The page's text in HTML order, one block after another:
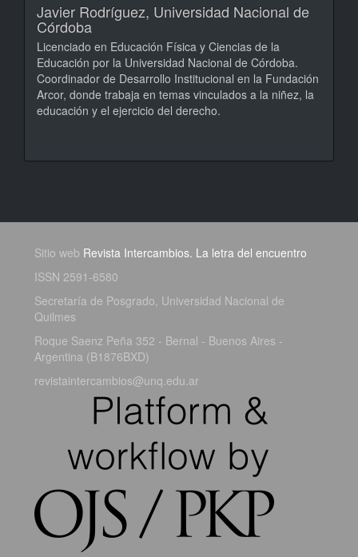
Javier Rodríguez, Universidad Nacional de
Córdoba
Licenciado en Educación Física y Ciencias de la
Educación por la Universidad Nacional de Córdoba.
Coordinador de Desarrollo Institucional en la Fundación
Arcor, donde trabaja en temas vinculados a la niñez, la
educación y el ejercicio del derecho.
Sitio web Revista Intercambios. La letra del encuentro
ISSN 2591-6580
Secretaría de Posgrado, Universidad Nacional de
Quilmes
Roque Saenz Peña 352 - Bernal - Buenos Aires -
Argentina (B1876BXD)
revistaintercambios@unq.edu.ar